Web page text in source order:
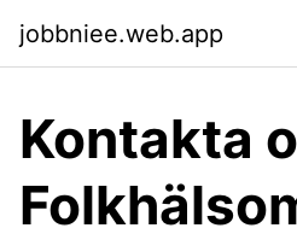
jobbniee.web.app
Kontakta